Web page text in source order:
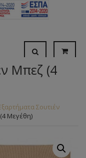
Μπεζ (4
Σουτιέν
Μεγέθη)